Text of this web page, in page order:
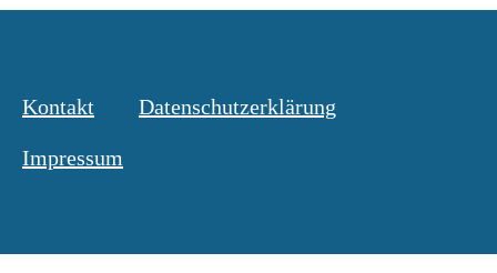
Kontakt Datenschutzerklärung
Impressum